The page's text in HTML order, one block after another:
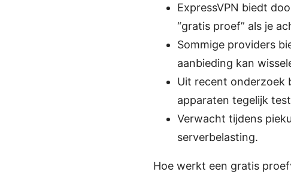
ExpressVPN biedt
“gratis proef” als je
Sommige providers
aanbieding kan
Uit recent onderzoek
apparaten tegelijk
Verwacht tijdens
serverbelasting.
Hoe werkt een gratis